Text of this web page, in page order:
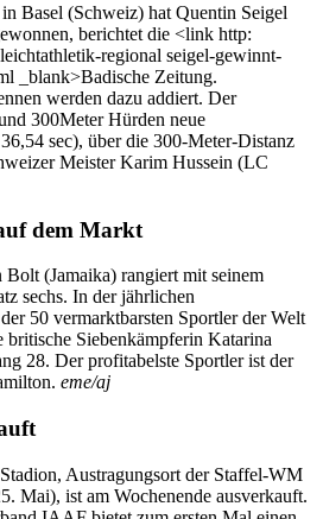
Basel (Schweiz) hat Quentin Seigel
berichtet die <link http:
regional seigel-gewinnt-
_blank>Badische Zeitung.
werden dazu addiert. Der
300Meter Hürden neue
sec), über die 300-Meter-Distanz
Meister Karim Hussein (LC
dem Markt
(Jamaika) rangiert mit seinem
sechs. In der jährlichen
50 vermarktbarsten Sportler der Welt
britische Siebenkämpferin Katarina
28. Der profitabelste Sportler ist der
eme/aj
Austragungsort der Staffel-WM
Mai), ist am Wochenende ausverkauft.